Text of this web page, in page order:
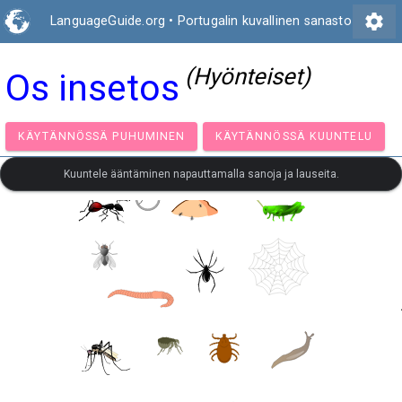
LanguageGuide.org • Portugalin kuvallinen sanasto settings
Os insetos (Hyönteiset)
KÄYTÄNNÖSSÄ PUHUMINEN KÄYTÄNNÖSSÄ
Kuuntele ääntäminen napauttamalla sanoja ja lauseita.